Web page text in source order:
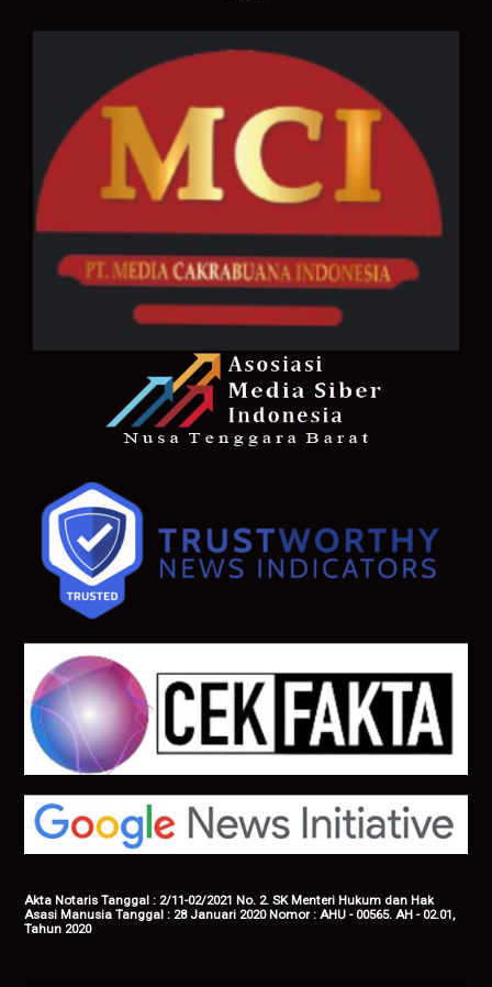
Akta Notaris Tanggal : 2/11-02/2021 No. 2. SK Menteri Hukum dan Hak
Asasi Manusia Tanggal : 28 Januari 2020 Nomor : AHU - 00565. AH - 02.01,
Tahun 2020